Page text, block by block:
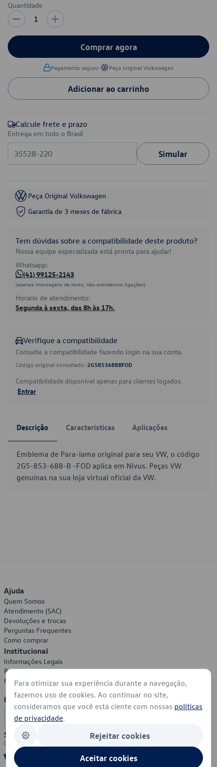
Quantidade
1
Comprar agora
Pagamento seguro• Peça original Volkswagen
Adicionar ao carrinho
Calcule frete e prazo
Entrega em todo o Brasil
Simular
Peça Original Volkswagen
Garantia de 3 meses de fábrica
Tem dúvidas sobre a compatibilidade deste produto?
Nossa equipe especializada está pronta para ajudar!
Whatsapp:
(41) 99125-2143
(apenas mensagens de texto, não atendemos ligações)
Horário de atendimento:
Segunda à sexta, das 8h às 17h.
Verifique a compatibilidade
Consulte a compatibilidade fazendo login na sua conta.
Código original consultado: 2G5853688BFOD
Compatibilidade disponível apenas para clientes logados.
Entrar
Descrição Características Aplicações
Emblema de Para-lama original para seu VW, o código
2G5-853-688-B -FOD aplica em Nivus. Peças VW
genuínas na sua loja virtual oficial da VW.
Ajuda
Quem Somos
Atendimento (SAC)
Devoluções e trocas
Perguntas Frequentes
Como comprar
Institucional
Informações Legais
Política de Privacidade
Política de Cookies
Formas de Pagamento
Segurança
Para otimizar sua experiência durante a navegação,
fazemos uso de cookies. Ao continuar no site,
consideramos que você está ciente com nossas políticas
de privacidade.
Rejeitar cookies
Aceitar cookies